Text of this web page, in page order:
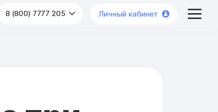
8 (800) 7777 205 Личный кабинет